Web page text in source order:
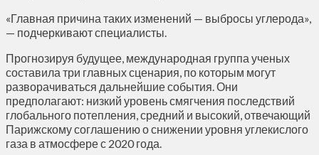
«Главная причина таких изменений — выбросы углерода»,
— подчеркивают специалисты.
Прогнозируя будущее, международная группа ученых
составила три главных сценария, по которым могут
разворачиваться дальнейшие события. Они
предполагают: низкий уровень смягчения последствий
глобального потепления, средний и высокий, отвечающий
Парижскому соглашению о снижении уровня углекислого
газа в атмосфере с 2020 года.